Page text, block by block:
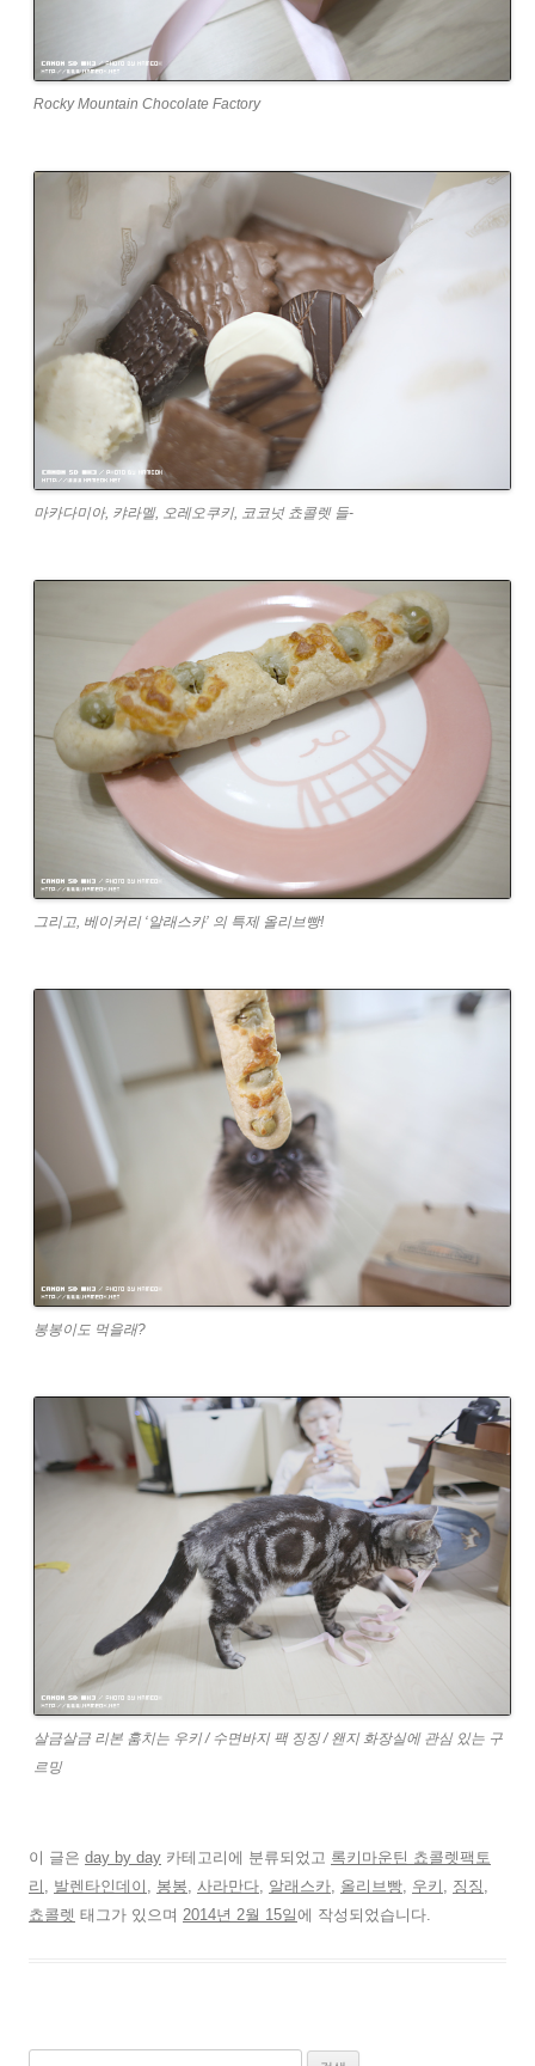
Rocky Mountain Chocolate Factory
마카다미아, 캬라멜, 오레오쿠키, 코코넛 쵸콜렛 들-
그리고, 베이커리 ‘알래스카’ 의 특제 올리브빵!
봉봉이도 먹을래?
살금살금 리본 훔치는 우키 / 수면바지 팩 징징 / 왠지 화장실에 관심 있는 구
르밍
이 글은 day by day 카테고리에 분류되었고 록키마운틴 쵸콜렛팩토
리
발렌타인데이 봉봉 사라만다 알래스카 올리브빵 우키 징징
쵸콜렛 태그가 있으며 2014년 2월 15일에 작성되었습니다.